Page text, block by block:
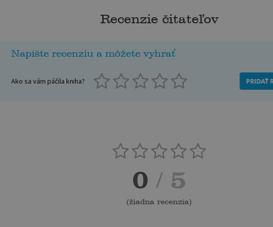
Recenzie čitateľov
Napíšte recenziu a môžete vyhrať
Ako sa vám páčila kniha? PRIDAŤ
0 / 5
(žiadna recenzia)